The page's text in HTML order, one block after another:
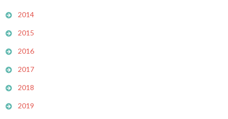
2014
2015
2016
2017
2018
2019